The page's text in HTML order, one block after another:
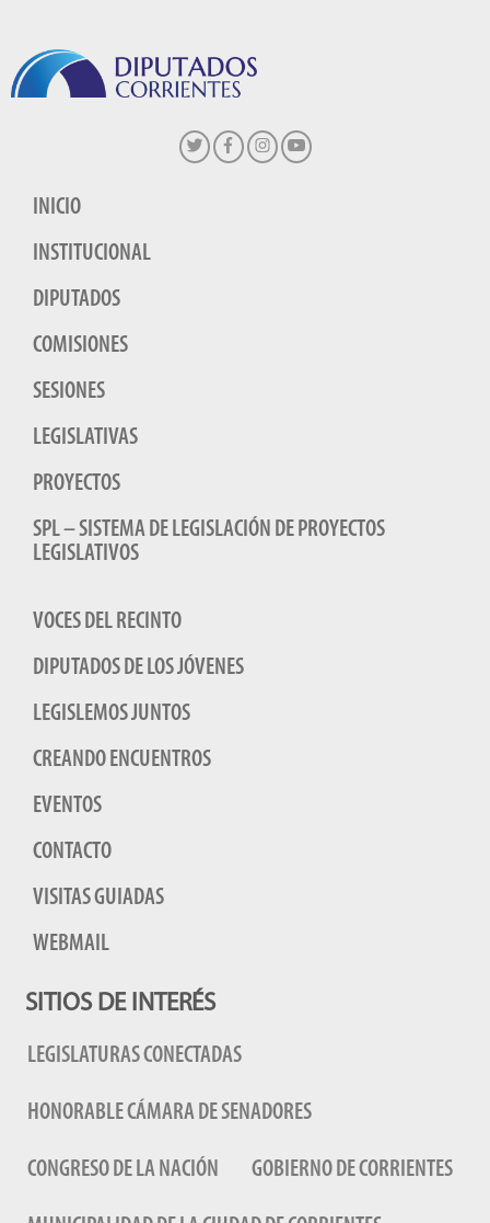
INICIO
INSTITUCIONAL
DIPUTADOS
COMISIONES
SESIONES
LEGISLATIVAS
PROYECTOS
SPL – SISTEMA DE LEGISLACIÓN DE PROYECTOS
LEGISLATIVOS
VOCES DEL RECINTO
DIPUTADOS DE LOS JÓVENES
LEGISLEMOS JUNTOS
CREANDO ENCUENTROS
EVENTOS
CONTACTO
VISITAS GUIADAS
WEBMAIL
SITIOS DE INTERÉS
LEGISLATURAS CONECTADAS
HONORABLE CÁMARA DE SENADORES
CONGRESO DE LA NACIÓN GOBIERNO DE CORRIENTES